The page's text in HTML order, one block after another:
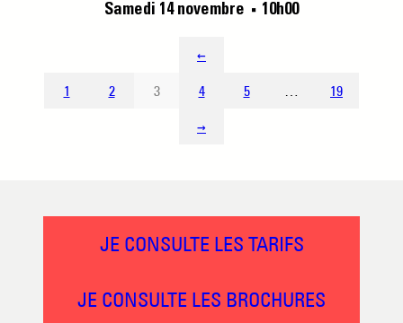
Samedi 14 novembre
■ 10h00
←
1
2 3 4 5 …
19
→
JE CONSULTE LES TARIFS
JE CONSULTE LES BROCHURES